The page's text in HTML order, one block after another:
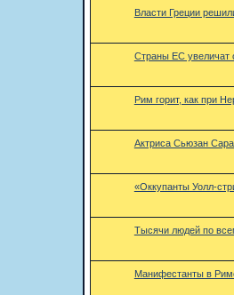
Власти Греции
Страны ЕС увеличат
Рим горит, как при
Актриса Сьюзан
«Оккупанты Уолл-
Тысячи людей по
Манифестанты в